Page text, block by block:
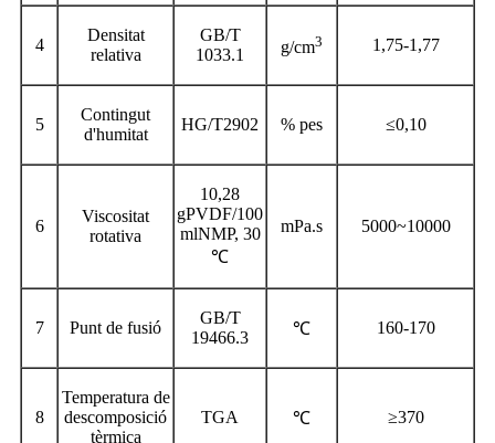
4
Densitat
relativa
GB/T
1033.1
g/cm3 1,75-1,77
5
Contingut
d'humitat
HG/T2902 % pes ≤0,10
6
Viscositat
rotativa
10,28
gPVDF/100
mlNMP, 30
℃
mPa.s 5000~10000
7 Punt de fusió
GB/T
19466.3
℃ 160-170
8
Temperatura de
descomposició
tèrmica
TGA ℃ ≥370